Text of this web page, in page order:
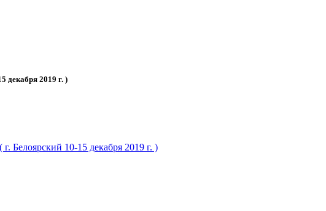
декабря 2019 г. )
Белоярский 10-15 декабря 2019 г. )